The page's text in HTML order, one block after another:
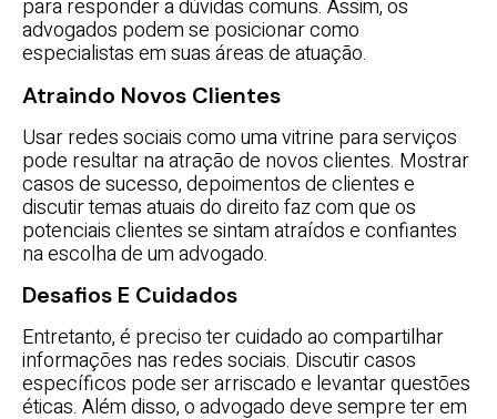
para responder a dúvidas comuns. Assim, os
advogados podem se posicionar como
especialistas em suas áreas de atuação.
Atraindo Novos Clientes
Usar redes sociais como uma vitrine para serviços
pode resultar na atração de novos clientes. Mostrar
casos de sucesso, depoimentos de clientes e
discutir temas atuais do direito faz com que os
potenciais clientes se sintam atraídos e confiantes
na escolha de um advogado.
Desafios E Cuidados
Entretanto, é preciso ter cuidado ao compartilhar
informações nas redes sociais. Discutir casos
específicos pode ser arriscado e levantar questões
éticas. Além disso, o advogado deve sempre ter em